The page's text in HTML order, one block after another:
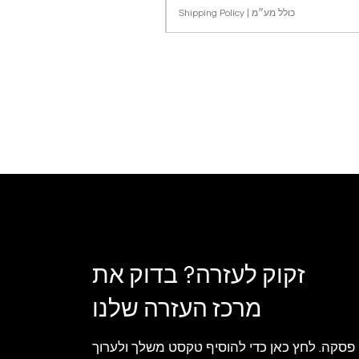
כולל מע״מ Shipping Policy
זקוק לעזרה? בדוק את
מרכז העזרה שלנו
פסקה. לחץ כאן כדי להוסיף טקסט משלך ולערוך